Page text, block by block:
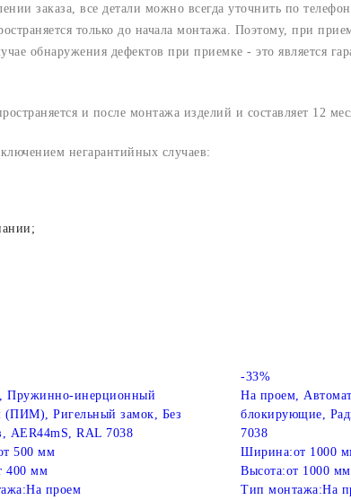
заказа, все детали можно всегда уточнить по
только до начала монтажа. Поэтому, при
обнаружения дефектов при приемке - это является
и после монтажа изделий и составляет 12
негарантийных случаев:
Пружинно-инерционный
(ПИМ), Ригельный замок, Без
AER44mS, RAL 7038
500 мм
400 мм
На проем
-33%
На проем,
блокирующие,
7038
Ширина:от 1000
Высота:от 1000 мм
Тип монтажа:На